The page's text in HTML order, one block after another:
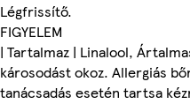
Légfrissítő.
FIGYELEM
| Tartalmaz | Linalool,
károsodást okoz. Allergiás
tanácsadás esetén tartsa